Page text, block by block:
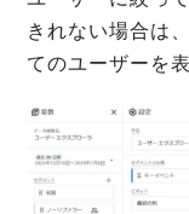
きれない場合は
てのユーザーを